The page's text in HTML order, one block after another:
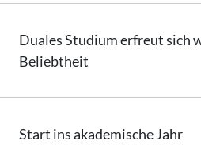
Duales Studium erfreut sich
Beliebtheit
Start ins akademische Jahr